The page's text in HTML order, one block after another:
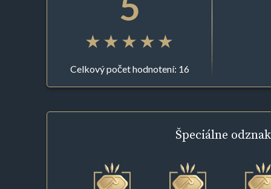
Celkový počet hodnotení: 16
Špeciálne